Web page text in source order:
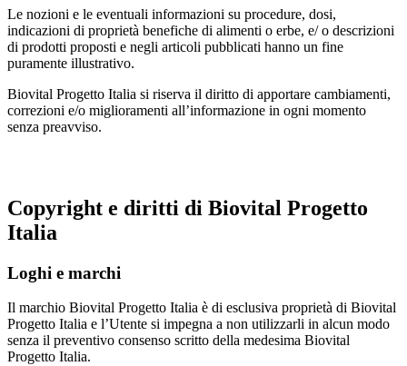
Le nozioni e le eventuali informazioni su procedure, dosi,
indicazioni di proprietà benefiche di alimenti o erbe, e/ o descrizioni
di prodotti proposti e negli articoli pubblicati hanno un fine
puramente illustrativo.
Biovital Progetto Italia si riserva il diritto di apportare cambiamenti,
correzioni e/o miglioramenti all’informazione in ogni momento
senza preavviso.
Copyright e diritti di Biovital Progetto
Italia
Loghi e marchi
Il marchio Biovital Progetto Italia è di esclusiva proprietà di Biovital
Progetto Italia e l’Utente si impegna a non utilizzarli in alcun modo
senza il preventivo consenso scritto della medesima Biovital
Progetto Italia.